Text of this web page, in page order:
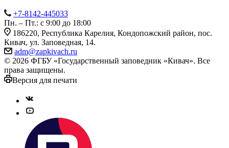
+7-8142-445033
Пн. – Пт.: с 9:00 до 18:00
186220, Республика Карелия, Кондопожский район, пос.
Кивач, ул. Заповедная, 14.
adm@zapkivach.ru
© 2026 ФГБУ «Государственный заповедник «Кивач». Все
права защищены.
Версия для печати